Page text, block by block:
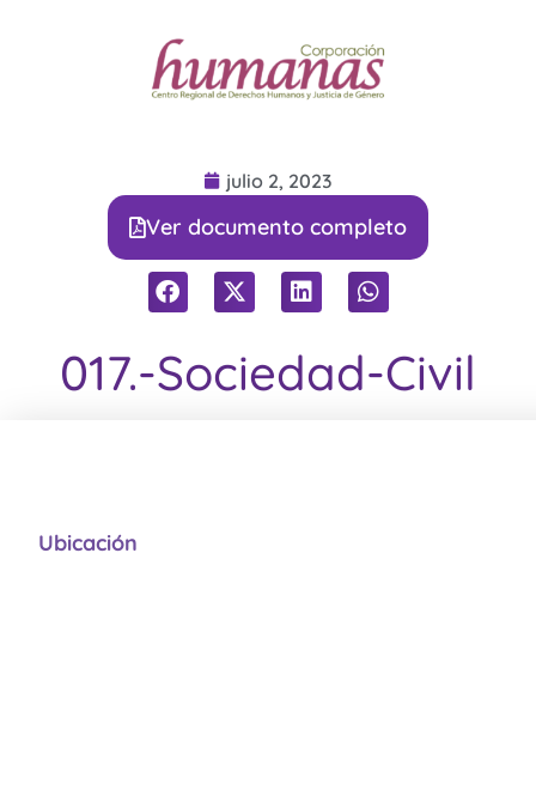
017.-Sociedad-Civil
julio 2, 2023
Ver documento completo
Ubicación